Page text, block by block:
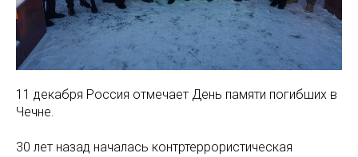
11 декабря Россия отмечает День памяти погибших в
Чечне.
30 лет назад началась контртеррористическая